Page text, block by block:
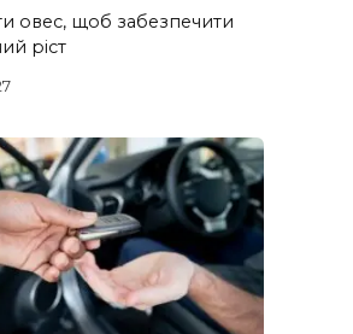
овес, щоб забезпечити
ріст